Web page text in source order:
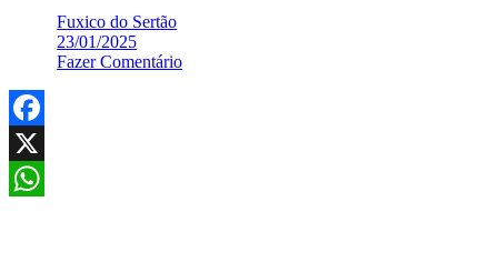
Fuxico do Sertão
23/01/2025
Fazer Comentário
Facebook
X